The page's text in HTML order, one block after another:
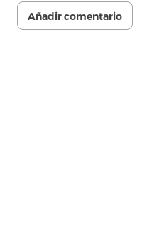
Añadir comentario